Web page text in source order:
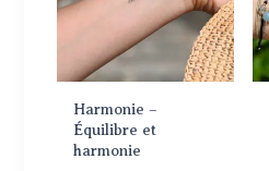
Harmonie –
Équilibre et
harmonie